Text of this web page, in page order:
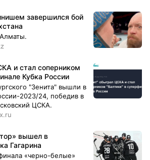
завершился бой
и стал соперником
Кубка России
"Зенита" вышли в
2023/24, победив в
ЦСКА.
вышел в
Гагарина
«черно-белые»